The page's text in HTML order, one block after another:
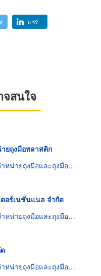
แชร์
สนใจ
ยถุงมือพลาสติก
น่ายถุงมือและถุงมือยาง
อร์เนชั่นแนล จำกัด
น่ายถุงมือและถุงมือยาง
น่ายถุงมือและถุงมือยาง